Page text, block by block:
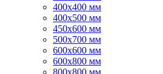
400х400 мм
400х500 мм
450х600 мм
500х700 мм
600х600 мм
600х800 мм
800х800 мм